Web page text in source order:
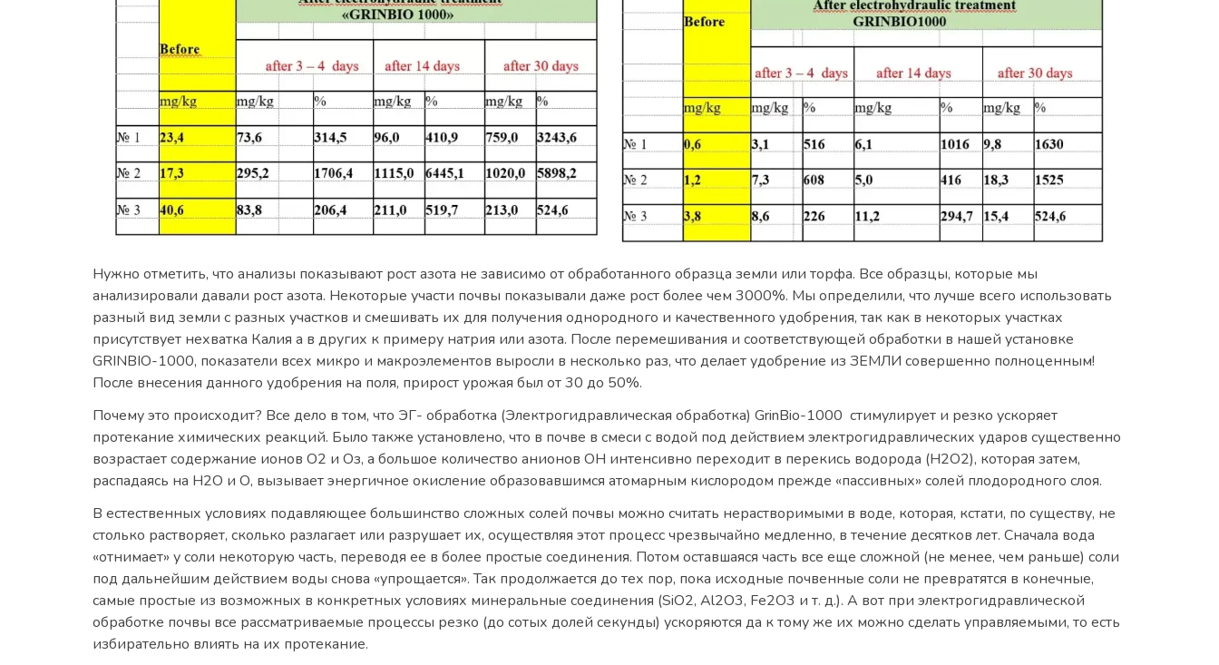
Нужно отметить, что анализы показывают рост азота не зависимо от обработанного образца земли или торфа. Все образцы, которые мы
анализировали давали рост азота. Некоторые участи почвы показывали даже рост более чем 3000%. Мы определили, что лучше всего использовать
разный вид земли с разных участков и смешивать их для получения однородного и качественного удобрения, так как в некоторых участках
присутствует нехватка Калия а в других к примеру натрия или азота. После перемешивания и соответствующей обработки в нашей установке
GRINBIO-1000, показатели всех микро и макроэлементов выросли в несколько раз, что делает удобрение из ЗЕМЛИ совершенно полноценным!
После внесения данного удобрения на поля, прирост урожая был от 30 до 50%.
Почему это происходит? Все дело в том, что ЭГ- обработка (Электрогидравлическая обработка) GrinBio-1000 стимулирует и резко ускоряет
протекание химических реакций. Было также установлено, что в почве в смеси с водой под действием электрогидравлических ударов существенно
возрастает содержание ионов О2 и Оз, а большое количество анионов ОН интенсивно переходит в перекись водорода (Н2О2), которая затем,
распадаясь на Н2О и О, вызывает энергичное окисление образовавшимся атомарным кислородом прежде «пассивных» солей плодородного слоя.
В естественных условиях подавляющее большинство сложных солей почвы можно считать нерастворимыми в воде, которая, кстати, по существу, не
столько растворяет, сколько разлагает или разрушает их, осуществляя этот процесс чрезвычайно медленно, в течение десятков лет. Сначала вода
«отнимает» у соли некоторую часть, переводя ее в более простые соединения. Потом оставшаяся часть все еще сложной (не менее, чем раньше) соли
под дальнейшим действием воды снова «упрощается». Так продолжается до тех пор, пока исходные почвенные соли не превратятся в конечные,
самые простые из возможных в конкретных условиях минеральные соединения (SiO2, Al2O3, Fe2O3 и т. д.). А вот при электрогидравлической
обработке почвы все рассматриваемые процессы резко (до сотых долей секунды) ускоряются да к тому же их можно сделать управляемыми, то есть
избирательно влиять на их протекание.